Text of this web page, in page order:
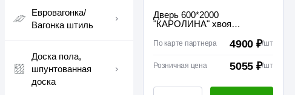
Евровагонка/
Вагонка штиль
Доска пола,
шпунтованная
доска
Дверь 600*2000
"КАРОЛИНА" хвоя
межкомнатная
По карте партнера 4900 ₽/шт
Розничная цена 5055 ₽/шт